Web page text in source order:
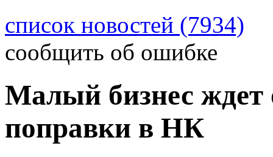
список новостей (7934)
сообщить об ошибке
Малый бизнес ждет
поправки в НК